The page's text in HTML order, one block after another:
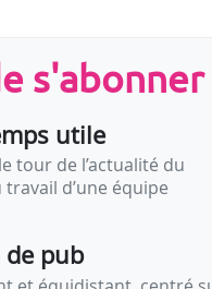
». Les
s'abonner
utile
tour de l’actualité du
d’une équipe
de pub